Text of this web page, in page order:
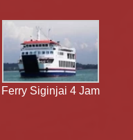
Ferry Siginjai 4 Jam